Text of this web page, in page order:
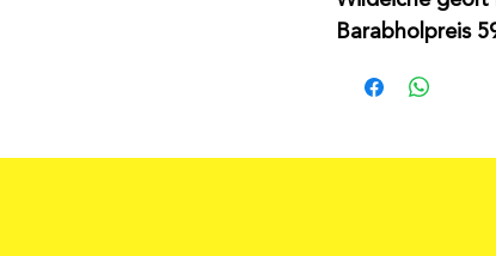
Barabholpreis